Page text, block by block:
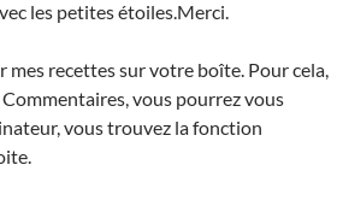
les petites étoiles.Merci.
recettes sur votre boîte. Pour cela,
vous pourrez vous
vous trouvez la fonction